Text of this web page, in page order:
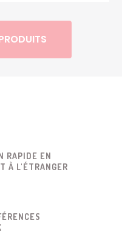
RAPIDE EN
À L'ÉTRANGER